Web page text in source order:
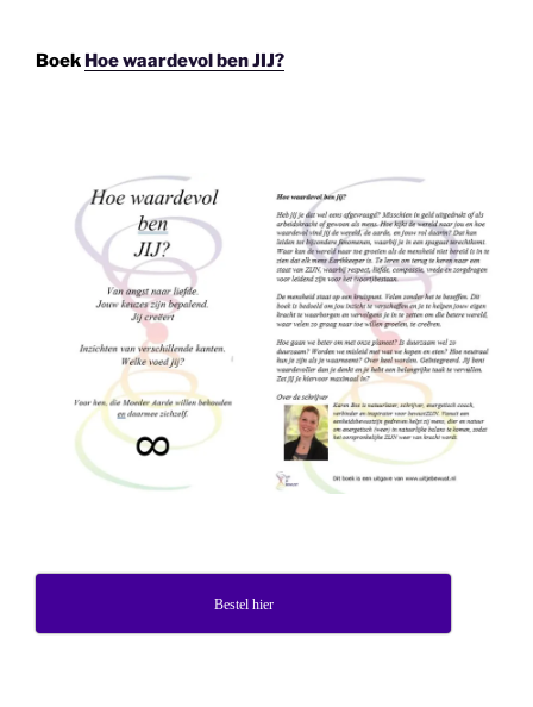
Boek Hoe waardevol ben JIJ?
Bestel hier